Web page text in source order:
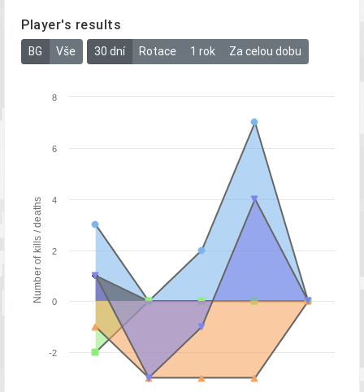
Player's results
BG Vše 30 dní Rotace 1 rok Za celou dobu
Number of kills / deaths
-2
0
2
4
6
8